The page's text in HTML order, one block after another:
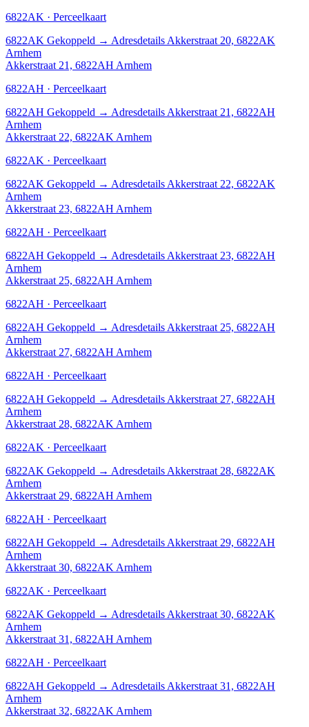
6822AK · Perceelkaart
6822AK Gekoppeld → Adresdetails Akkerstraat 20, 6822AK
Arnhem
Akkerstraat 21, 6822AH Arnhem
6822AH · Perceelkaart
6822AH Gekoppeld → Adresdetails Akkerstraat 21, 6822AH
Arnhem
Akkerstraat 22, 6822AK Arnhem
6822AK · Perceelkaart
6822AK Gekoppeld → Adresdetails Akkerstraat 22, 6822AK
Arnhem
Akkerstraat 23, 6822AH Arnhem
6822AH · Perceelkaart
6822AH Gekoppeld → Adresdetails Akkerstraat 23, 6822AH
Arnhem
Akkerstraat 25, 6822AH Arnhem
6822AH · Perceelkaart
6822AH Gekoppeld → Adresdetails Akkerstraat 25, 6822AH
Arnhem
Akkerstraat 27, 6822AH Arnhem
6822AH · Perceelkaart
6822AH Gekoppeld → Adresdetails Akkerstraat 27, 6822AH
Arnhem
Akkerstraat 28, 6822AK Arnhem
6822AK · Perceelkaart
6822AK Gekoppeld → Adresdetails Akkerstraat 28, 6822AK
Arnhem
Akkerstraat 29, 6822AH Arnhem
6822AH · Perceelkaart
6822AH Gekoppeld → Adresdetails Akkerstraat 29, 6822AH
Arnhem
Akkerstraat 30, 6822AK Arnhem
6822AK · Perceelkaart
6822AK Gekoppeld → Adresdetails Akkerstraat 30, 6822AK
Arnhem
Akkerstraat 31, 6822AH Arnhem
6822AH · Perceelkaart
6822AH Gekoppeld → Adresdetails Akkerstraat 31, 6822AH
Arnhem
Akkerstraat 32, 6822AK Arnhem